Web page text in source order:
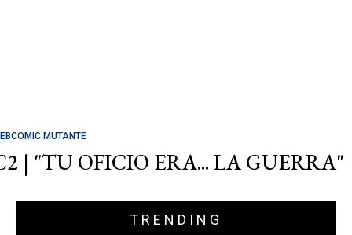
MUTANTE
| "TU OFICIO ERA... LA GUERRA"
TRENDING